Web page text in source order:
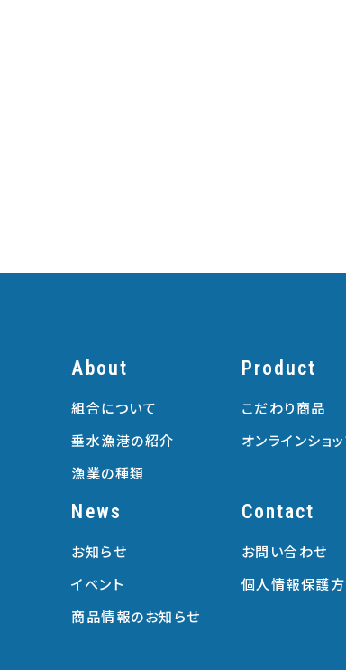
About
組合について
垂水漁港の紹介
漁業の種類
Product
こだわり商品
オンラインショ
News
お知らせ
イベント
商品情報のお知らせ
Contact
お問い合わせ
個人情報保護